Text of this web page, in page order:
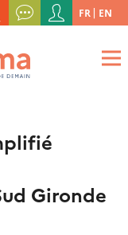
Menu
du
compte
de
FR EN
Gironde